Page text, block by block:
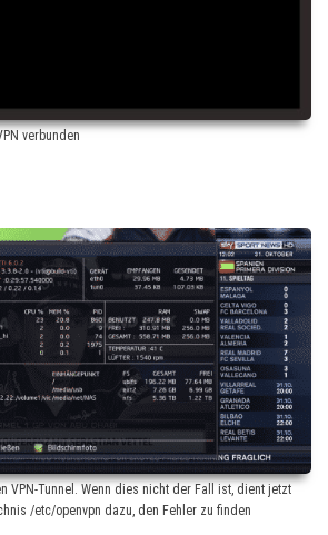
verbunden
VPN-Tunnel. Wenn dies nicht der Fall ist, dient jetzt
/etc/openvpn dazu, den Fehler zu finden